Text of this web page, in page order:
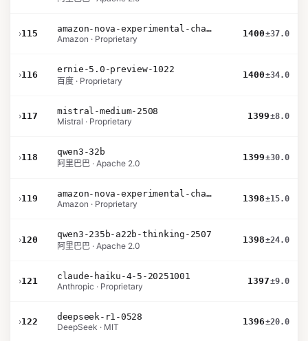
›115
amazon-nova-experimental-chat-12-10
Amazon · Proprietary
1400±37.0
›116
ernie-5.0-preview-1022
百度 · Proprietary
1400±34.0
›117
mistral-medium-2508
Mistral · Proprietary
1399±8.0
›118
qwen3-32b
阿里巴巴 · Apache 2.0
1399±30.0
›119
amazon-nova-experimental-chat-11-10
Amazon · Proprietary
1398±15.0
›120
qwen3-235b-a22b-thinking-2507
阿里巴巴 · Apache 2.0
1398±24.0
›121
claude-haiku-4-5-20251001
Anthropic · Proprietary
1397±9.0
›122
deepseek-r1-0528
DeepSeek · MIT
1396±20.0